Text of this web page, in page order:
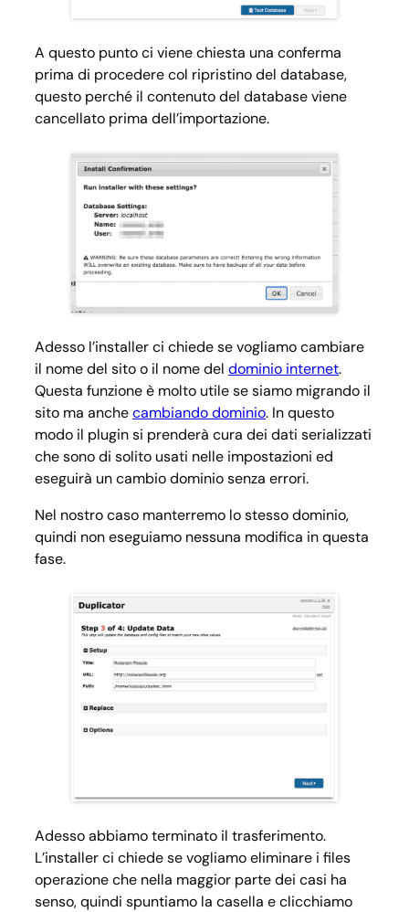
A questo punto ci viene chiesta una conferma
prima di procedere col ripristino del database,
questo perché il contenuto del database viene
cancellato prima dell’importazione.
Adesso l’installer ci chiede se vogliamo cambiare
il nome del sito o il nome del dominio internet.
Questa funzione è molto utile se siamo migrando il
sito ma anchecambiando dominio. In questo
modo il plugin si prenderà cura dei dati serializzati
che sono di solito usati nelle impostazioni ed
eseguirà un cambio dominio senza errori.
Nel nostro caso manterremo lo stesso dominio,
quindi non eseguiamo nessuna modifica in questa
fase.
Adesso abbiamo terminato il trasferimento.
L’installer ci chiede se vogliamo eliminare i files
operazione che nella maggior parte dei casi ha
senso, quindi spuntiamo la casella e clicchiamo